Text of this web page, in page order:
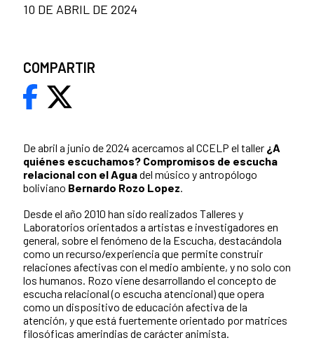
De abril a junio de 2024 acercamos al CCELP el taller ¿A
quiénes escuchamos? Compromisos de escucha
relacional con el Aguadel músico y antropólogo
boliviano Bernardo Rozo Lopez.
Desde el año 2010 han sido realizados Talleres y
Laboratorios orientados a artistas e investigadores en
general, sobre el fenómeno de la Escucha, destacándola
como un recurso/experiencia que permite construir
relaciones afectivas con el medio ambiente, y no solo con
los humanos. Rozo viene desarrollando el concepto de
escucha relacional (o escucha atencional) que opera
como un dispositivo de educación afectiva de la
atención, y que está fuertemente orientado por matrices
filosóficas amerindias de carácter animista.
10 DE ABRIL DE 2024
COMPARTIR